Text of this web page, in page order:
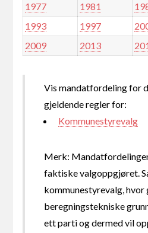
1977
1981
1993
1997
2009
2013
Vis mandatfordeling for
gjeldende regler for:
Kommunestyrevalg
Merk:
faktiske valgoppgjøret.
kommunestyrevalg, hvor
beregningstekniske
ett parti og dermed vil